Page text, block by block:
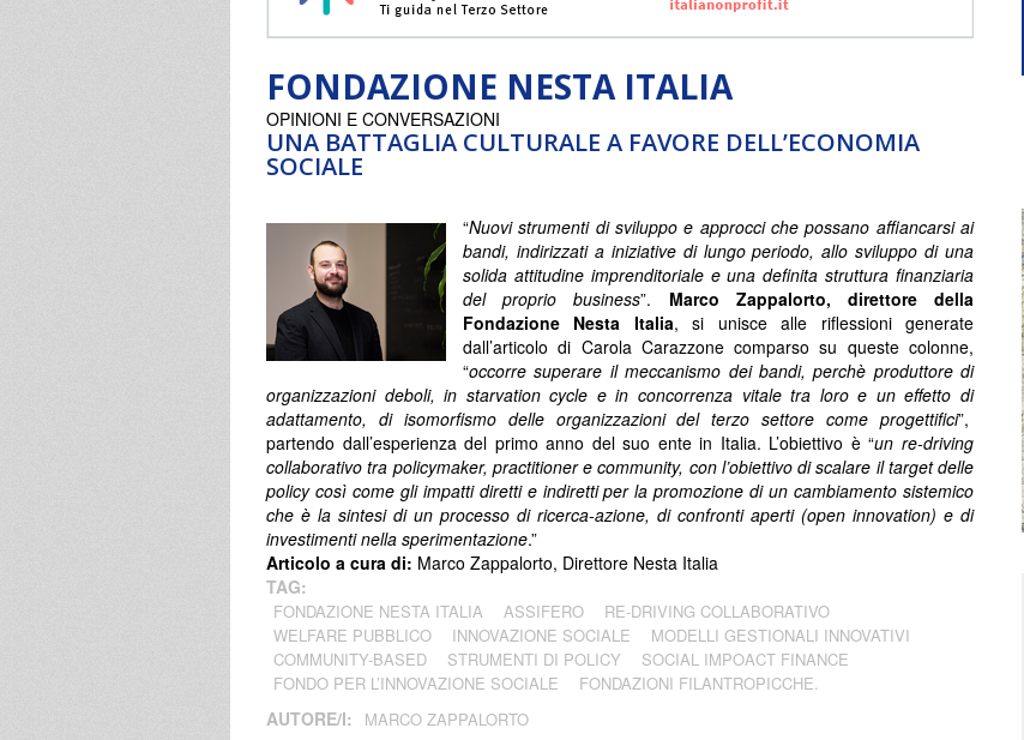
FONDAZIONE NESTA ITALIA
UNA BATTAGLIA CULTURALE A FAVORE DELL’ECONOMIA
SOCIALE
OPINIONI E CONVERSAZIONI
“Nuovi strumenti di sviluppo e approcci che possano affiancarsi ai
bandi, indirizzati a iniziative di lungo periodo, allo sviluppo di una
solida attitudine imprenditoriale e una definita struttura finanziaria
del proprio business”. Marco Zappalorto, direttore della
Fondazione Nesta Italia, si unisce alle riflessioni generate
dall’articolo di Carola Carazzone comparso su queste colonne,
“occorre superare il meccanismo dei bandi, perchè produttore di
organizzazioni deboli, in starvation cycle e in concorrenza vitale tra loro e un effetto di
adattamento, di isomorfismo delle organizzazioni del terzo settore come progettifici”,
partendo dall’esperienza del primo anno del suo ente in Italia. L’obiettivo è “un re-driving
collaborativo tra policymaker, practitioner e community, con l’obiettivo di scalare il target delle
policy così come gli impatti diretti e indiretti per la promozione di un cambiamento sistemico
che è la sintesi di un processo di ricerca-azione, di confronti aperti (open innovation) e di
investimenti nella sperimentazione.”
Articolo a cura di: Marco Zappalorto, Direttore Nesta Italia
TAG:
FONDAZIONE NESTA ITALIA ASSIFERO
RE-DRIVING COLLABORATIVO
WELFARE PUBBLICO
INNOVAZIONE SOCIALE
MODELLI GESTIONALI INNOVATIVI
COMMUNITY-BASED
STRUMENTI DI POLICY
SOCIAL IMPOACT FINANCE
FONDO PER L’INNOVAZIONE SOCIALE
FONDAZIONI FILANTROPICCHE.
AUTORE/I: MARCO ZAPPALORTO